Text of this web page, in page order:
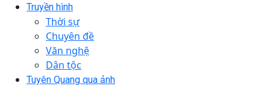
Truyền hình
Thời sự
Chuyên đề
Văn nghệ
Dân tộc
Tuyên Quang qua ảnh